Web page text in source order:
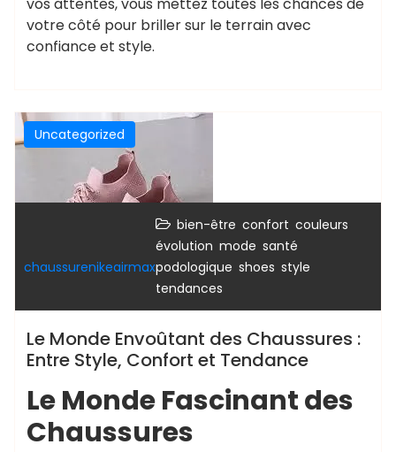
votre côté pour briller sur le terrain avec
confiance et style.
Uncategorized
chaussurenikeairmax
bien-être confort couleurs
évolution mode santé
podologique shoes style
tendances
Le Monde Envoûtant des Chaussures :
Entre Style, Confort et Tendance
Le Monde Fascinant des
Chaussures